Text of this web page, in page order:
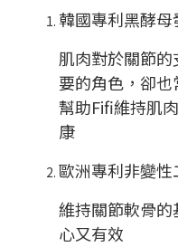
韓國專利黑酵母
肌肉對於關節
要的角色，卻
幫助Fifi維持肌
康
歐洲專利非變性
維持關節軟骨
心又有效